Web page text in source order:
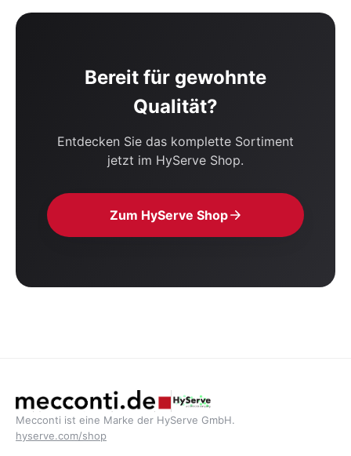
Bereit für gewohnte
Qualität?
Entdecken Sie das komplette Sortiment
jetzt im HyServe Shop.
Zum HyServe Shop
Mecconti ist eine Marke der HyServe GmbH.
hyserve.com/shop